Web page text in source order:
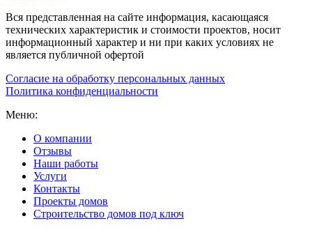
Вся представленная на сайте информация, касающаяся
технических характеристик и стоимости проектов, носит
информационный характер и ни при каких условиях не
является публичной офертой
Согласие на обработку персональных данных
Политика конфиденциальности
Меню:
О компании
Отзывы
Наши работы
Услуги
Контакты
Проекты домов
Строительство домов под ключ